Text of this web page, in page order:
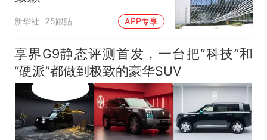
新华社 25跟贴 APP专享
享界G9静态评测首发，一台把“科技”和
“硬派”都做到极致的豪华SUV